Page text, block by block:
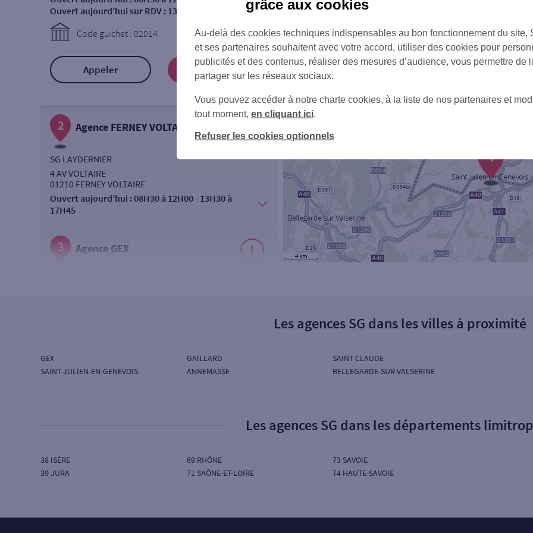
4
2
1
Ouvert aujourd’hui sur RDV : 13H30 à 17H45
Code guichet : 02014
Appeler Prendre RDV
2 Agence FERNEY VOLTAIRE
SG LAYDERNIER
4 AV VOLTAIRE
01210 FERNEY VOLTAIRE
Ouvert aujourd’hui :08H30 à 12H00 - 13H30 à
17H45
3 Agence GEX
Agence ST JULIEN TERNIER
5 Agence DIVONNE LES BAINS
Les agences SG dans les villes à proximité
GEX
SAINT-JULIEN-EN-GENEVOIS
GAILLARD
ANNEMASSE
SAINT-CLAUDE
BELLEGARDE-SUR-VALSERINE
Les agences SG dans les départements
38 ISÈRE
39 JURA
69 RHÔNE
71 SAÔNE-ET-LOIRE
73 SAVOIE
74 HAUTE-SAVOIE
grâce aux cookies
Au-delà des cookies techniques indispensables au bon fonctionnement du site,
et ses partenaires souhaitent avec votre accord, utiliser des cookies pour
publicités et des contenus, réaliser des mesures d’audience, vous permettre de
partager sur les réseaux sociaux.
Vous pouvez accéder à notre charte cookies, à la liste de nos partenaires et
tout moment, en cliquant ici.
Refuser les cookies optionnels